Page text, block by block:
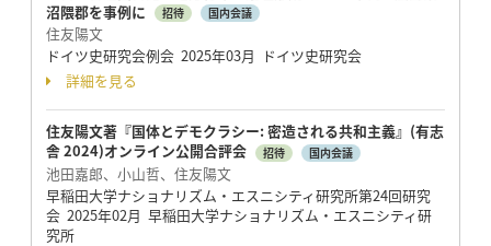
沼隈郡を事例に
招待 国内会議
住友陽文
ドイツ史研究会例会 2025年03月 ドイツ史研究会
詳細を見る
住友陽文著『国体とデモクラシー: 密造される共和主義』(有志
舎 2024)オンライン公開合評会
招待 国内会議
池田嘉郎、小山哲、住友陽文
早稲田大学ナショナリズム・エスニシティ研究所第24回研究
会 2025年02月 早稲田大学ナショナリズム・エスニシティ研
究所